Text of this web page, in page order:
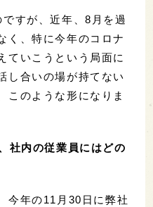
すが、近年、8月を過
く、特に今年のコロナ
ていこうという局面に
し合いの場が持てない
このような形になりま
社内の従業員にはどの
今年の11月30日に弊社